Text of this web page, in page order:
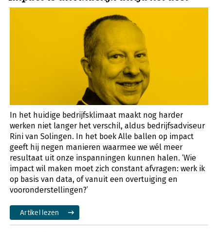
In het huidige bedrijfsklimaat maakt nog harder
werken niet langer het verschil, aldus bedrijfsadviseur
Rini van Solingen. In het boek Alle ballen op impact
geeft hij negen manieren waarmee we wél meer
resultaat uit onze inspanningen kunnen halen. ‘Wie
impact wil maken moet zich constant afvragen: werk ik
op basis van data, of vanuit een overtuiging en
vooronderstellingen?’
Artikel lezen